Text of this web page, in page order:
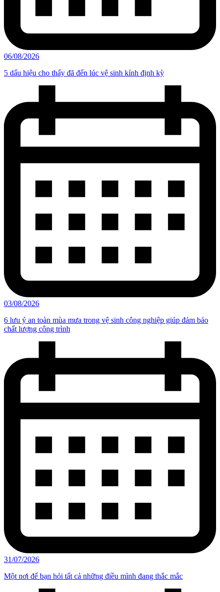
06/08/2026
5 dấu hiệu cho thấy đã đến lúc vệ sinh kính định kỳ
03/08/2026
6 lưu ý an toàn mùa mưa trong vệ sinh công nghiệp giúp đảm bảo
chất lượng công trình
31/07/2026
Một nơi để bạn hỏi tất cả những điều mình đang thắc mắc